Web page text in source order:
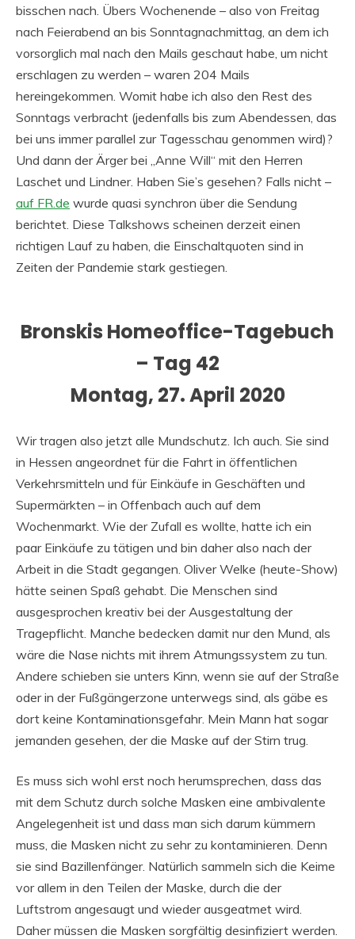
bisschen nach. Übers Wochenende – also von Freitag
nach Feierabend an bis Sonntagnachmittag, an dem ich
vorsorglich mal nach den Mails geschaut habe, um nicht
erschlagen zu werden – waren 204 Mails
hereingekommen. Womit habe ich also den Rest des
Sonntags verbracht (jedenfalls bis zum Abendessen, das
bei uns immer parallel zur Tagesschau genommen wird)?
Und dann der Ärger bei „Anne Will“ mit den Herren
Laschet und Lindner. Haben Sie’s gesehen? Falls nicht –
auf FR.de wurde quasi synchron über die Sendung
berichtet. Diese Talkshows scheinen derzeit einen
richtigen Lauf zu haben, die Einschaltquoten sind in
Zeiten der Pandemie stark gestiegen.
Bronskis Homeoffice-Tagebuch
– Tag 42
Montag, 27. April 2020
Wir tragen also jetzt alle Mundschutz. Ich auch. Sie sind
in Hessen angeordnet für die Fahrt in öffentlichen
Verkehrsmitteln und für Einkäufe in Geschäften und
Supermärkten – in Offenbach auch auf dem
Wochenmarkt. Wie der Zufall es wollte, hatte ich ein
paar Einkäufe zu tätigen und bin daher also nach der
Arbeit in die Stadt gegangen. Oliver Welke (heute-Show)
hätte seinen Spaß gehabt. Die Menschen sind
ausgesprochen kreativ bei der Ausgestaltung der
Tragepflicht. Manche bedecken damit nur den Mund, als
wäre die Nase nichts mit ihrem Atmungssystem zu tun.
Andere schieben sie unters Kinn, wenn sie auf der Straße
oder in der Fußgängerzone unterwegs sind, als gäbe es
dort keine Kontaminationsgefahr. Mein Mann hat sogar
jemanden gesehen, der die Maske auf der Stirn trug.
Es muss sich wohl erst noch herumsprechen, dass das
mit dem Schutz durch solche Masken eine ambivalente
Angelegenheit ist und dass man sich darum kümmern
muss, die Masken nicht zu sehr zu kontaminieren. Denn
sie sind Bazillenfänger. Natürlich sammeln sich die Keime
vor allem in den Teilen der Maske, durch die der
Luftstrom angesaugt und wieder ausgeatmet wird.
Daher müssen die Masken sorgfältig desinfiziert werden.